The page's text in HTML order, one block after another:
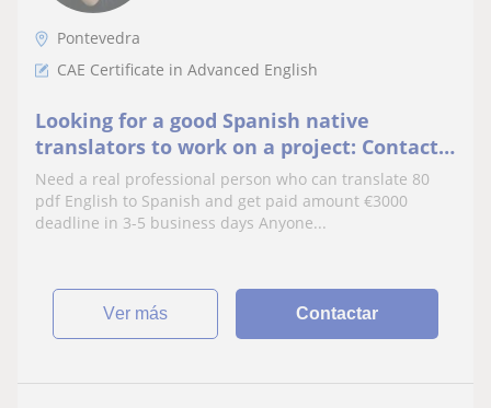
Pontevedra
CAE Certificate in Advanced English
Looking for a good Spanish native
translators to work on a project: Contact
the project manager,
https://t.me/williammarkprojectma
Need a real professional person who can translate 80
pdf English to Spanish and get paid amount €3000
deadline in 3-5 business days Anyone...
ver más Contactar